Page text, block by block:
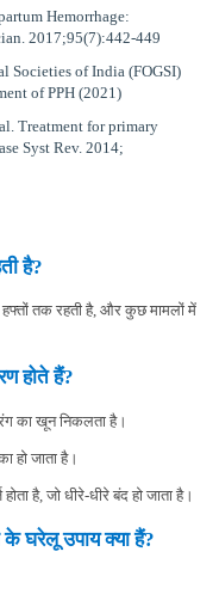
Hemorrhage:
2017;95(7):442-449
Societies of India (FOGSI)
of PPH (2021)
Treatment for primary
Syst Rev. 2014;
है?
हफ्तों तक रहती है, और कुछ मामलों में
होते हैं?
का खून निकलता है।
हो जाता है।
है, जो धीरे-धीरे बंद हो जाता है।
के घरेलू उपाय क्या हैं?